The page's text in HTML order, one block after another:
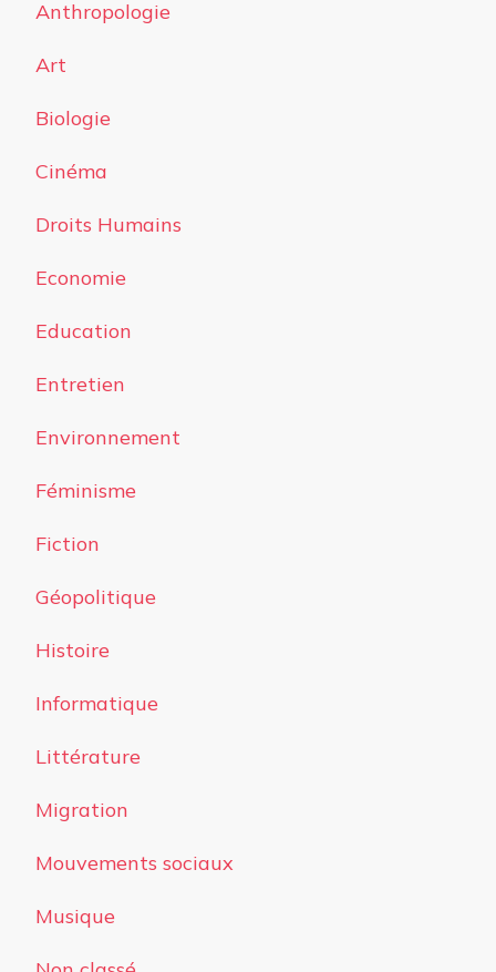
Anthropologie
Art
Biologie
Cinéma
Droits Humains
Economie
Education
Entretien
Environnement
Féminisme
Fiction
Géopolitique
Histoire
Informatique
Littérature
Migration
Mouvements sociaux
Musique